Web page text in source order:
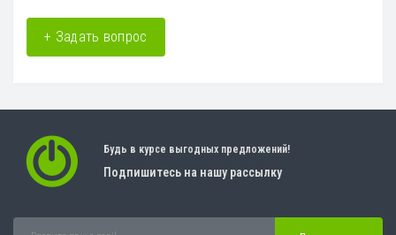
+ Задать вопрос
Будь в курсе выгодных предложений!
Подпишитесь на нашу рассылку